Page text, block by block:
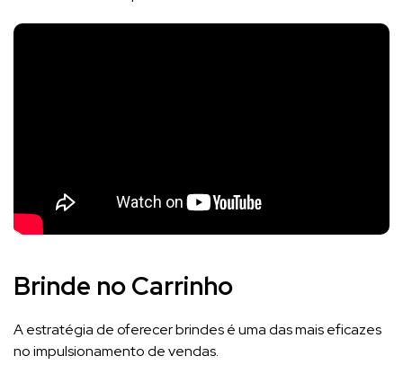
Brinde no Carrinho
A estratégia de oferecer brindes é uma das mais eficazes
no impulsionamento de vendas.